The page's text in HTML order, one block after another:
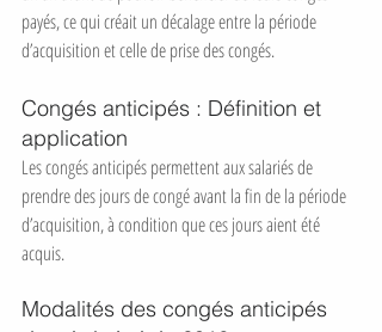
payés, ce qui créait un décalage entre la période
d’acquisition et celle de prise des congés.
Congés anticipés : Définition et
application
Les congés anticipés permettent aux salariés de
prendre des jours de congé avant la fin de la période
d’acquisition, à condition que ces jours aient été
acquis.
Modalités des congés anticipés